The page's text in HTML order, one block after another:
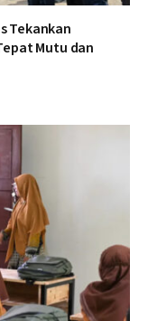
Tekankan
Mutu dan